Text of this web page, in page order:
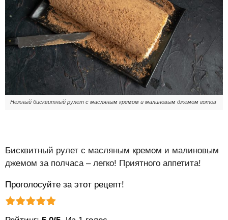
Нежный бисквитный рулет с масляным кремом и малиновым джемом готов
Бисквитный рулет с масляным кремом и малиновым
джемом за полчаса – легко! Приятного аппетита!
Проголосуйте за этот рецепт!
Рейтинг статьи: